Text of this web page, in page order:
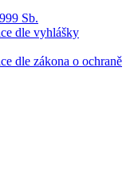
Sb.
dle vyhlášky
dle zákona o ochraně